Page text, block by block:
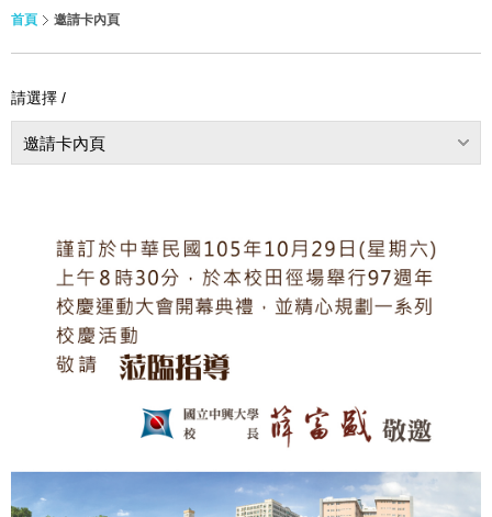
首頁 邀請卡內頁
請選擇 /
邀請卡內頁